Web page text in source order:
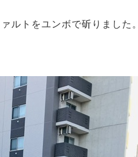
ンボで斫りました。